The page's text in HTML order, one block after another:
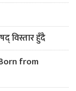
विस्तार हुँदै
from